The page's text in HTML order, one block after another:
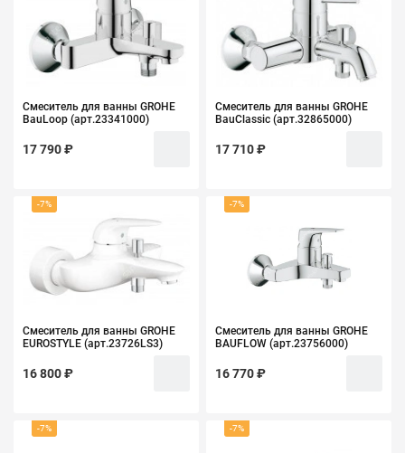
Смеситель для ванны GROHE
BauLoop (арт.23341000)
17 790 ₽
Смеситель для ванны GROHE
BauClassic (арт.32865000)
17 710 ₽
-7%
Смеситель для ванны GROHE
EUROSTYLE (арт.23726LS3)
16 800 ₽
-7%
Смеситель для ванны GROHE
BAUFLOW (арт.23756000)
16 770 ₽
-7% -7%